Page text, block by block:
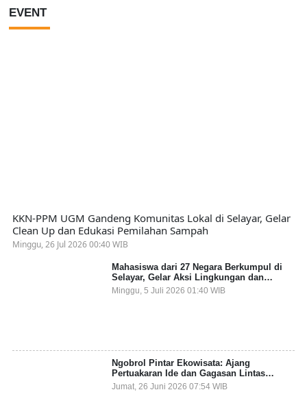
EVENT
KKN-PPM UGM Gandeng Komunitas Lokal di Selayar, Gelar
Clean Up dan Edukasi Pemilahan Sampah
Minggu, 26 Jul 2026 00:40 WIB
Mahasiswa dari 27 Negara Berkumpul di
Selayar, Gelar Aksi Lingkungan dan
Dalami Kearifan Lokal Bumi Tanadoang
Minggu, 5 Juli 2026 01:40 WIB
Ngobrol Pintar Ekowisata: Ajang
Pertuakaran Ide dan Gagasan Lintas
Sektor
Jumat, 26 Juni 2026 07:54 WIB